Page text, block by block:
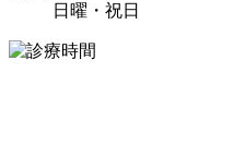
日曜・祝日